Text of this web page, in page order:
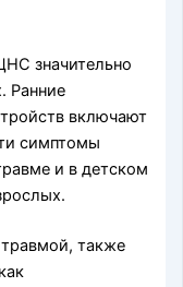
зна­чительно
Ран­ние
включают
симптомы
и в детском
так­же